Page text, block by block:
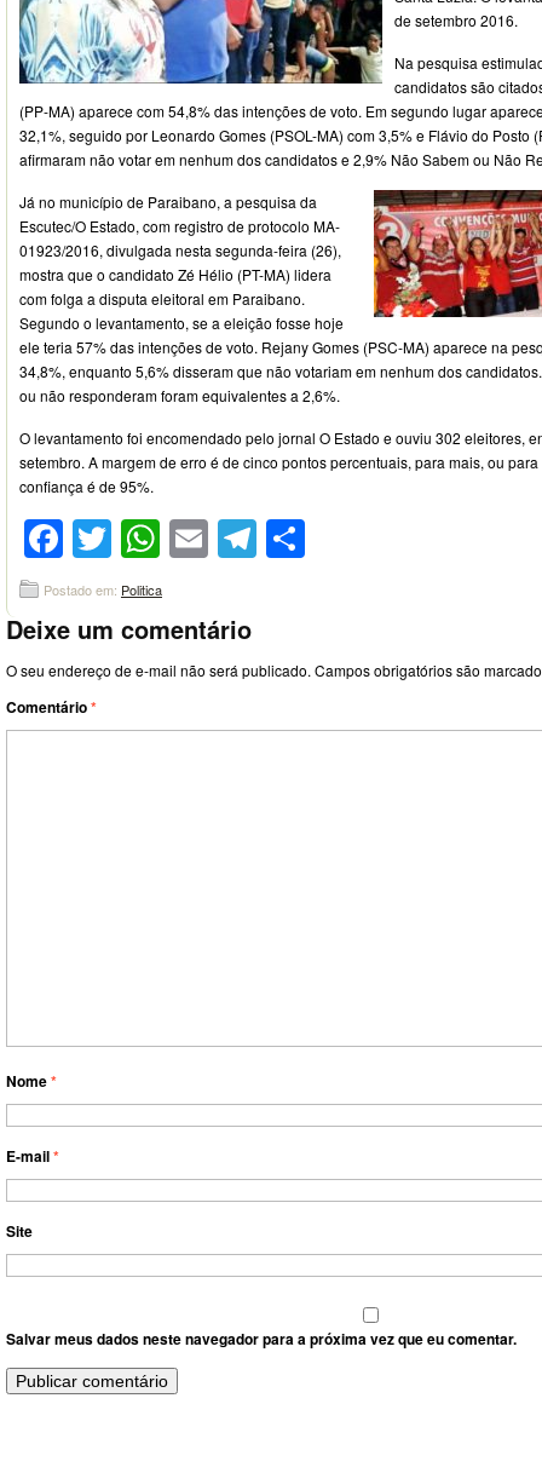
de setembro 2016.
Na pesquisa
candidatos são
(PP-MA) aparece com 54,8% das intenções de voto. Em segundo lugar
32,1%, seguido por Leonardo Gomes (PSOL-MA) com 3,5% e Flávio do Posto
afirmaram não votar em nenhum dos candidatos e 2,9% Não Sabem ou Não
Já no município de Paraibano, a pesquisa da
Escutec/O Estado, com registro de protocolo MA-
01923/2016, divulgada nesta segunda-feira (26),
mostra que o candidato Zé Hélio (PT-MA) lidera
com folga a disputa eleitoral em Paraibano.
Segundo o levantamento, se a eleição fosse hoje
ele teria 57% das intenções de voto. Rejany Gomes (PSC-MA) aparece na
34,8%, enquanto 5,6% disseram que não votariam em nenhum dos
ou não responderam foram equivalentes a 2,6%.
O levantamento foi encomendado pelo jornal O Estado e ouviu 302 eleitores,
setembro. A margem de erro é de cinco pontos percentuais, para mais, ou
confiança é de 95%.
Facebook
Twitter
WhatsApp
EmailTelegram
Postado em: Politica
Deixe um comentário
O seu endereço de e-mail não será publicado. Campos obrigatórios são
Comentário*
Nome*
E-mail*
Site
Salvar meus dados neste navegador para a próxima vez que eu comentar.